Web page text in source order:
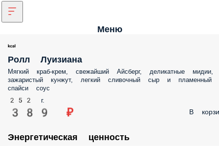
Меню
Ролл Луизиана
Мягкий краб-крем, свежайший Айсберг, деликатные мидии,
зажаристый кунжут, легкий сливочный сыр и пламенный
спайси соус
252 г.
389 ₽ В
Энергетическая ценность